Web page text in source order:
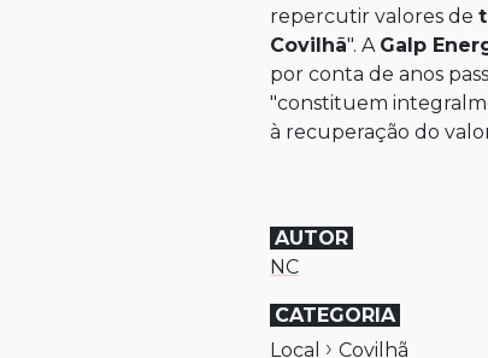
repercutir valores de
Covilhã". A Galp
por conta de anos
"constituem
à recuperação do
AUTOR
NC
CATEGORIA
Local › Covilhã